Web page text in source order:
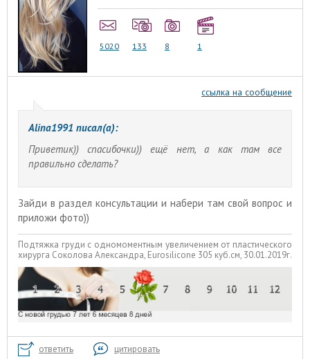
5020 133 8 1
ссылка на сообщение
Alina1991 писал(а):
Приветик)) спасибочки)) ещё нет, а как там все
правильно сделать?
Зайди в раздел консультации и набери там свой вопрос и
приложи фото))
Подтяжка груди с одномоментным увеличением от пластического
хирурга Соколова Александра, Eurosilicone 305 куб.см, 30.01.2019г.
ответить цитировать